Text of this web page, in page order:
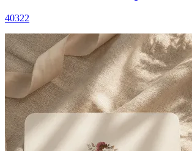
40322